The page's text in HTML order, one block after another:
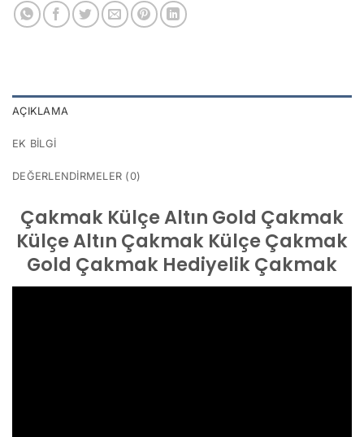
AÇIKLAMA
EK BILGI
DEĞERLENDIRMELER (0)
Çakmak Külçe Altın Gold Çakmak
Külçe Altın Çakmak Külçe Çakmak
Gold Çakmak Hediyelik Çakmak